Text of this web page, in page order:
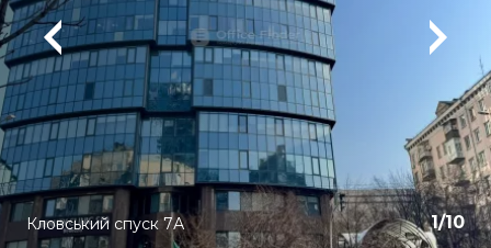
1/10
Кловський спуск 7А